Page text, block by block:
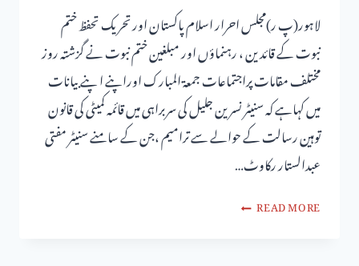
لاہور(پ ر)مجلس احرار اسلام پاکستان اورتحریک تحفظ ختم
نبوت کے قائدین ، رہنماؤں اور مبلغین ختم نبوت نے گزشتہ روز
مختلف مقامات پراجتماعات جمعۃ المبارک اوراپنے ا پنے بیانات
میں کہاہے کہ سنیٹر نسرین جلیل کی سربراہی میں قائمہ کمیٹی کی قانون
توہین رسالت کے حوالے سے ترامیم ،جن کے سامنے سنیٹر مفتی
عبدالستار رکاوٹ…
READ MORE